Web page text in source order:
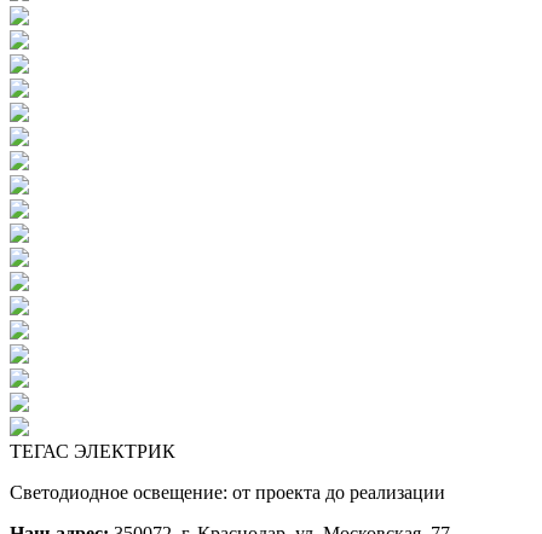
ТЕГАС ЭЛЕКТРИК
Светодиодное освещение: от проекта до реализации